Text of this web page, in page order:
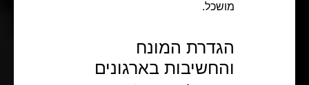
מושכל.
הגדרת המונח
והחשיבות בארגונים